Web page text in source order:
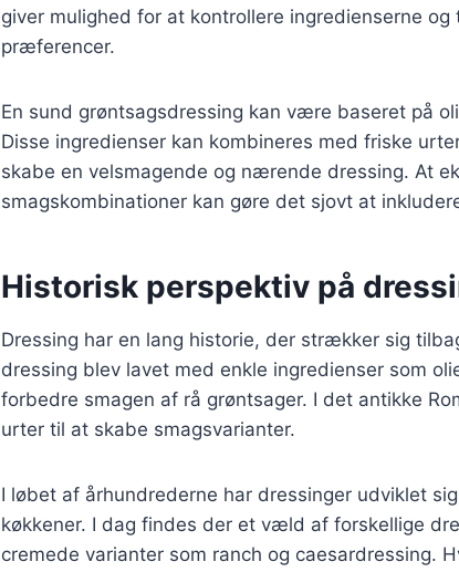
giver mulighed for at kontrollere ingredienserne
præferencer.
En sund grøntsagsdressing kan være baseret på
Disse ingredienser kan kombineres med friske
skabe en velsmagende og nærende dressing. At
smagskombinationer kan gøre det sjovt at
Historisk perspektiv på
Dressing har en lang historie, der strækker sig
dressing blev lavet med enkle ingredienser som
forbedre smagen af rå grøntsager. I det antikke
urter til at skabe smagsvarianter.
I løbet af århundrederne har dressinger udviklet
køkkener. I dag findes der et væld af forskellige
cremede varianter som ranch og caesardressing.